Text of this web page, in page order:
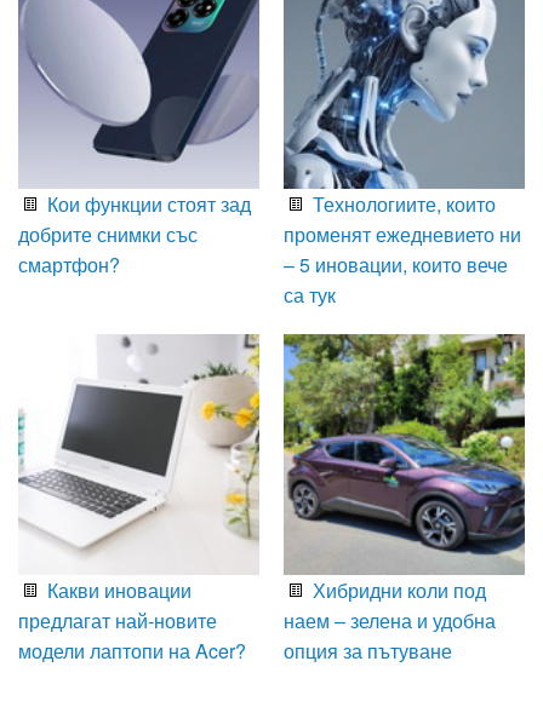
Кои функции стоят зад
добрите снимки със
смартфон?
Технологиите, които
променят ежедневието ни
– 5 иновации, които вече
са тук
Какви иновации
предлагат най-новите
модели лаптопи на Acer?
Хибридни коли под
наем – зелена и удобна
опция за пътуване